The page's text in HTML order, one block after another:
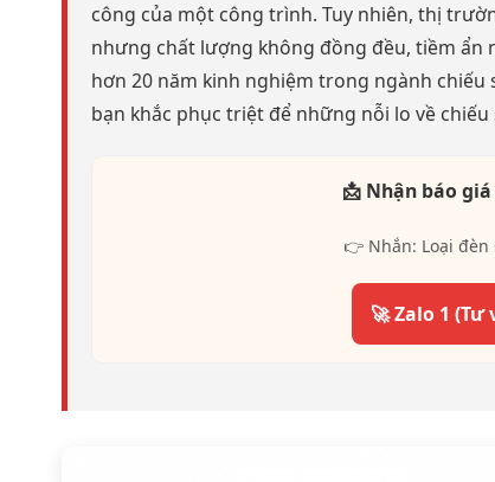
công của một công trình. Tuy nhiên, thị
nhưng chất lượng không đồng đều, tiềm ẩn
hơn 20 năm kinh nghiệm trong ngành
bạn khắc phục triệt để những nỗi lo về
📩 Nhận báo
👉 Nhắn: Loại đèn
🚀 Zalo 1 (Tư